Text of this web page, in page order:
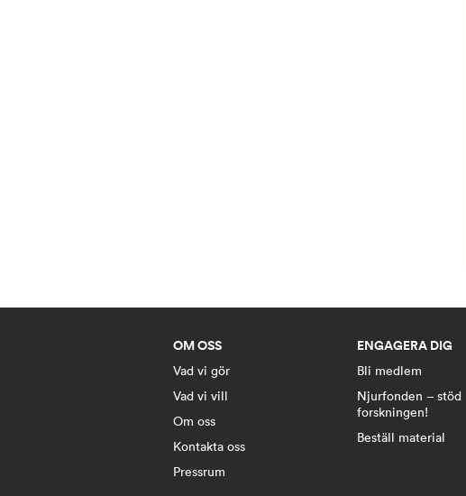
OM OSS
Vad vi gör
Vad vi vill
Om oss
Kontakta oss
Pressrum
ENGAGERA DIG
Bli medlem
Njurfonden – stöd
forskningen!
Beställ material